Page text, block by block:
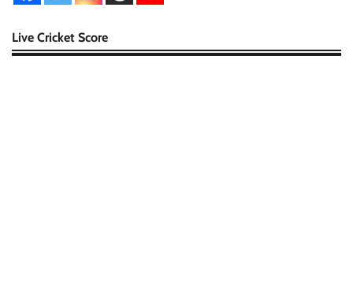
Live Cricket Score